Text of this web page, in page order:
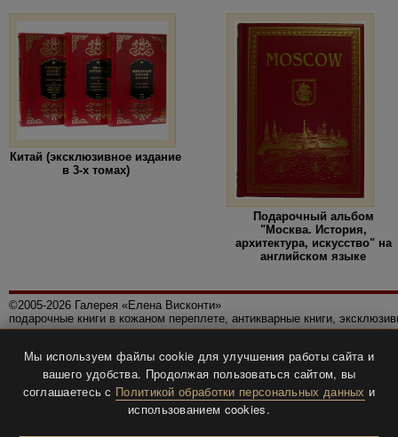
Китай (эксклюзивное издание
в 3-х томах)
Подарочный альбом
"Москва. История,
архитектура, искусство" на
английском языке
©2005-2026 Галерея «Елена Висконти»
подарочные книги в кожаном переплете, антикварные книги,
Политика конфиденциальности
Все права защищены.
Разработка и дизайнBTV-info.
Мы используем файлы cookie для улучшения работы сайта и
вашего удобства. Продолжая пользоваться сайтом, вы
соглашаетесь с Политикой обработки персональных данных и
использованием cookies.